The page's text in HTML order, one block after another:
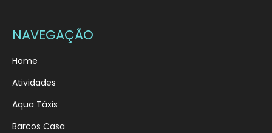
NAVEGAÇÃO
Home
Atividades
Aqua Táxis
Barcos Casa